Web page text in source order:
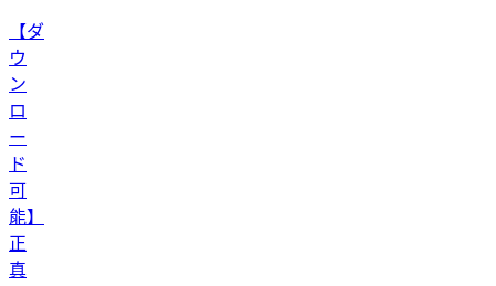
【ダ
ウ
ン
ロ
ー
ド
可
能】
正
真